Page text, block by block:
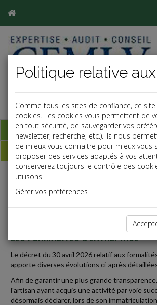
Base documentaire
Dépêches
Vie des affaires
DÉCRET DU 30 AVRIL 2026 : DU
LES FORMALITÉS D'ENTREPRISE
Le décret du 30 avril 2026 relatif aux
apporte diverses évolutions ci-après
Afin de garantir une plus grande
l'artisan ayant acquis une activité par voie
désormais déclarer, lors de son
Comme tous les sites de confiance, ce
cookies. Les cookies vous permettent de
en tout sécurité, de sauvegarder vos
newsletter, recherche, etc.). Ils nous
de mieux vous connaitre pour mieux vous
proposer des services adaptés à vos
conserverez toujours le contrôle des
utilisons.
Gérer vos préférences